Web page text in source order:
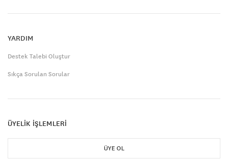
YARDIM
Destek Talebi Oluştur
Sıkça Sorulan Sorular
ÜYELİK İŞLEMLERİ
ÜYE OL